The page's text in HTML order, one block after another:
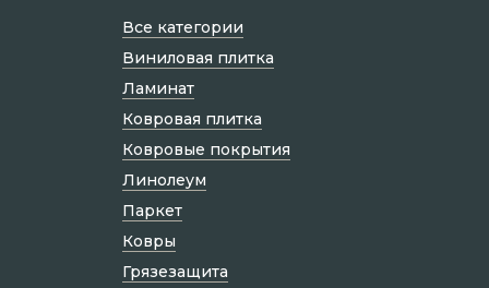
Все категории
Виниловая плитка
Ламинат
Ковровая плитка
Ковровые покрытия
Линолеум
Паркет
Ковры
Грязезащита